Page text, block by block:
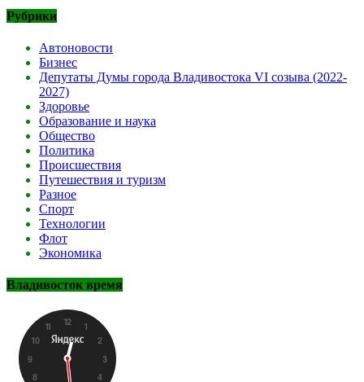
Рубрики
Автоновости
Бизнес
Депутаты Думы города Владивостока VI созыва (2022-
2027)
Здоровье
Образование и наука
Общество
Политика
Происшествия
Путешествия и туризм
Разное
Спорт
Технологии
Флот
Экономика
Владивосток время